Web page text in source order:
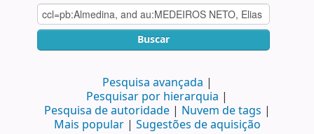
Buscar
Pesquisa avançada
Pesquisar por hierarquia
Pesquisa de autoridade
Nuvem de tags
Mais popular
Sugestões de aquisição